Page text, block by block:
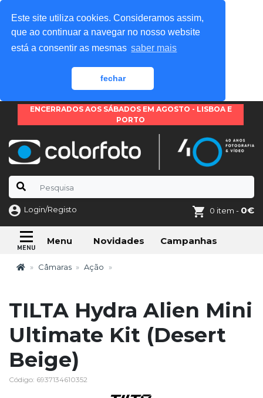
Este site utiliza cookies. Consideramos assim,
que ao continuar a navegar no nosso website
está a consentir as mesmas saber mais
fechar
ENCERRADOS AOS SÁBADOS EM AGOSTO - LISBOA E
PORTO
Login/Registo 0 item - 0€
Menu Novidades Campanhas
Câmaras Ação
TILTA Hydra Alien Mini
Ultimate Kit (Desert
Beige)
Código: 6937134610352